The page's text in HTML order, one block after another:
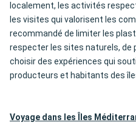
localement, les activités
les visites qui valorisent les
recommandé de limiter les
respecter les sites naturels, de
choisir des expériences qui
producteurs et habitants des
Voyage dans les Îles